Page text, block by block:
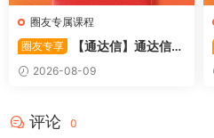
圈友专属课程
圈友专享
【通达信】通达信
〖利多阳〗副图/选股 全均线
多头排列与超强阳线选股策略
2026-08-09
评论 0